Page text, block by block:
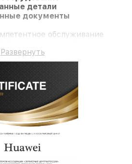
детали
документы
обслуживание
Развернуть